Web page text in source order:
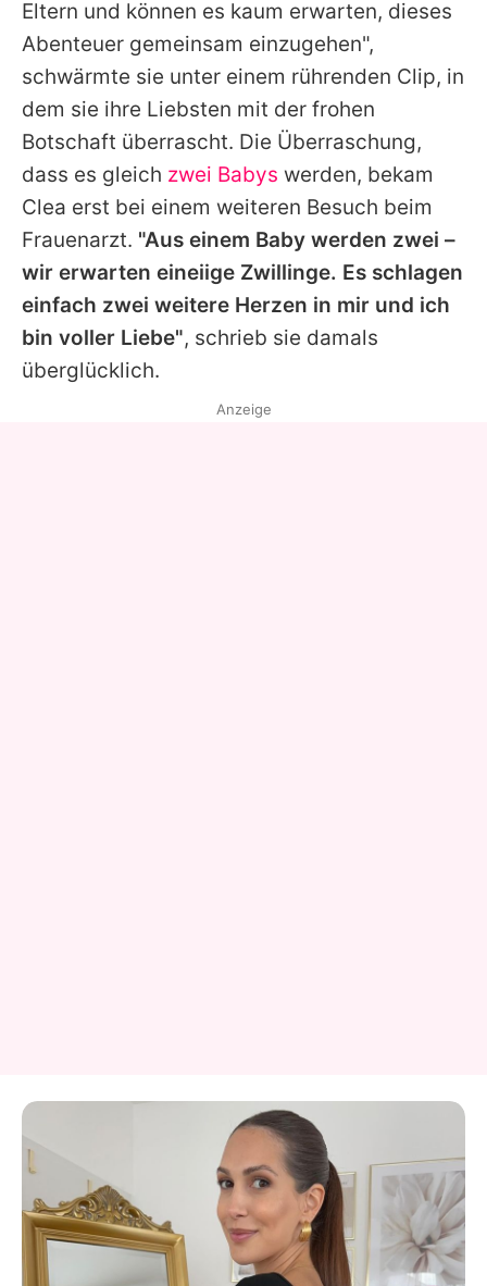
Eltern und können es kaum erwarten, dieses
Abenteuer gemeinsam einzugehen",
schwärmte sie unter einem rührenden Clip, in
dem sie ihre Liebsten mit der frohen
Botschaft überrascht. Die Überraschung,
dass es gleich zwei Babys werden, bekam
Clea erst bei einem weiteren Besuch beim
Frauenarzt. "Aus einem Baby werden zwei –
wir erwarten eineiige Zwillinge. Es schlagen
einfach zwei weitere Herzen in mir und ich
bin voller Liebe", schrieb sie damals
überglücklich.
Anzeige